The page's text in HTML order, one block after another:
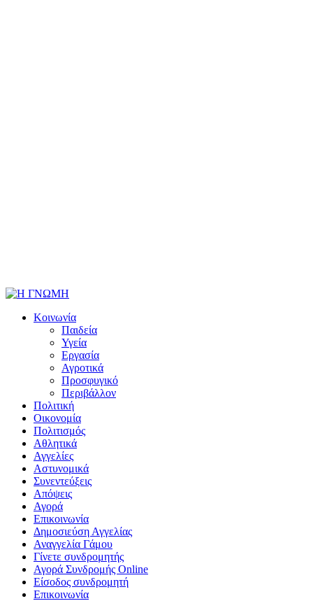
Κοινωνία
Παιδεία
Υγεία
Εργασία
Αγροτικά
Προσφυγικό
Περιβάλλον
Πολιτική
Οικονομία
Πολιτισμός
Αθλητικά
Αγγελίες
Αστυνομικά
Συνεντεύξεις
Απόψεις
Αγορά
Επικοινωνία
Δημοσιεύση Αγγελίας
Αναγγελία Γάμου
Γίνετε συνδρομητής
Αγορά Συνδρομής Online
Είσοδος συνδρομητή
Επικοινωνία